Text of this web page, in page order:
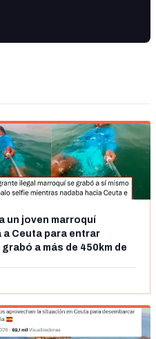
un joven marroquí
Ceuta para entrar
a más de 450km de